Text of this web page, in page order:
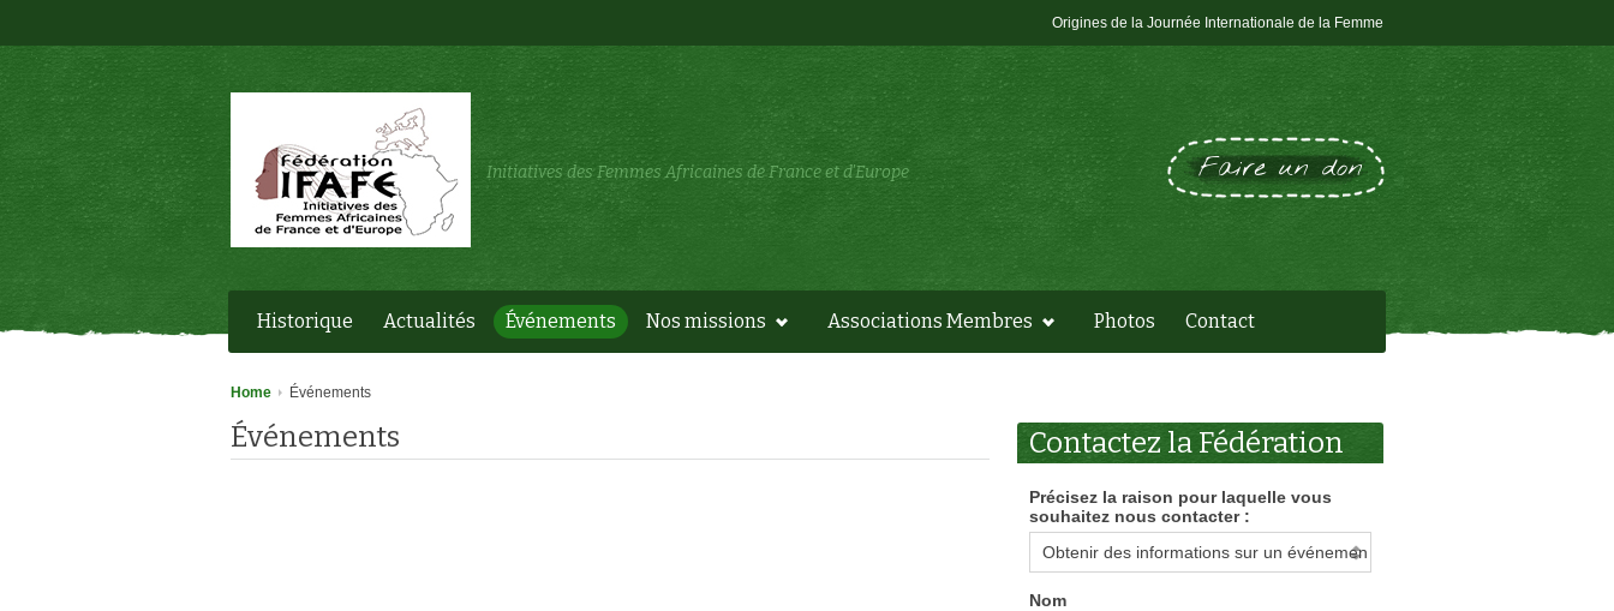
Origines de la Journée Internationale de la Femme
Initiatives des Femmes Africaines de France et d'Europe Faire un don
Historique Actualités Événements Nos missions Associations Membres Photos Contact
Home Événements
Événements Contactez la Fédération
Précisez la raison pour laquelle vous
souhaitez nous contacter :
Nom